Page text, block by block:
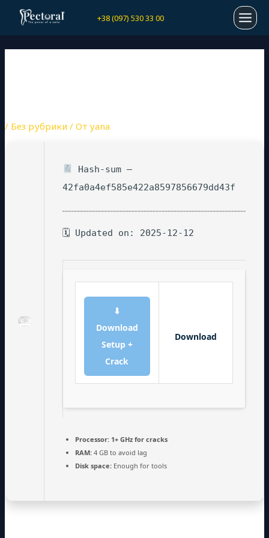
Перейти
+38 (097) 530 33 00
/ Без рубрики / Отyana
Hash-sum —
42fa0a4ef585e422a8597856679dd43f
🗓 Updated on: 2025-12-12
⬇
Download
Setup +
Crack
Download
Processor:1+ GHz for cracks
RAM:4 GB to avoid lag
Disk space:Enough for tools
Навигация